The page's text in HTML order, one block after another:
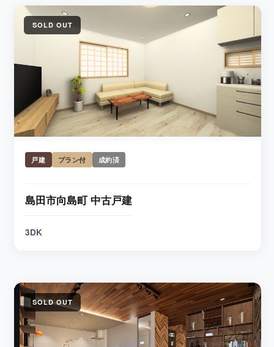
SOLD OUT
戸建 プラン付 成約済
島田市向島町 中古戸建
3DK
SOLD OUT